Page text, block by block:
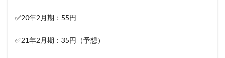
✅20年2月期：55円
✅21年2月期：35円（予想）